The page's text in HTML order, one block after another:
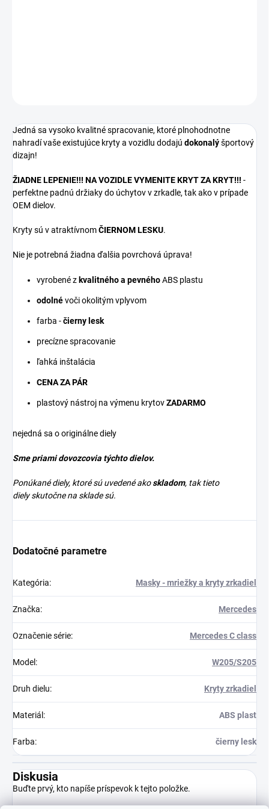
Jedná sa vysoko kvalitné spracovanie, ktoré plnohodnotne
nahradí vaše existujúce kryty a vozidlu dodajú dokonalýšportový
dizajn!
ŽIADNE LEPENIE!!! NA VOZIDLE VYMENITE KRYT ZA KRYT!!! -
perfektne padnú držiaky do úchytov v zrkadle, tak ako v prípade
OEM dielov.
Kryty sú v atraktívnomČIERNOM LESKU.
Nie je potrebná žiadna ďalšia povrchová úprava!
vyrobené z kvalitného a pevnéhoABS plastu
odolnévoči okolitým vplyvom
farba -čierny lesk
precízne spracovanie
ľahká inštalácia
CENA ZA PÁR
plastový nástroj na výmenu krytovZADARMO
nejedná sa o originálne diely
Sme priami dovozcovia týchto dielov.
Ponúkané diely, ktoré sú uvedené akoskladom, tak tieto
diely skutočne na sklade sú.
Dodatočné parametre
Kategória: Masky - mriežky a kryty zrkadiel
Značka: Mercedes
Označenie série: Mercedes C class
Model : W205/S205
Druh dielu: Kryty zrkadiel
Materiál : ABS plast
Farba: čierny lesk
Diskusia
Buďte prvý, kto napíše príspevok k tejto položke.